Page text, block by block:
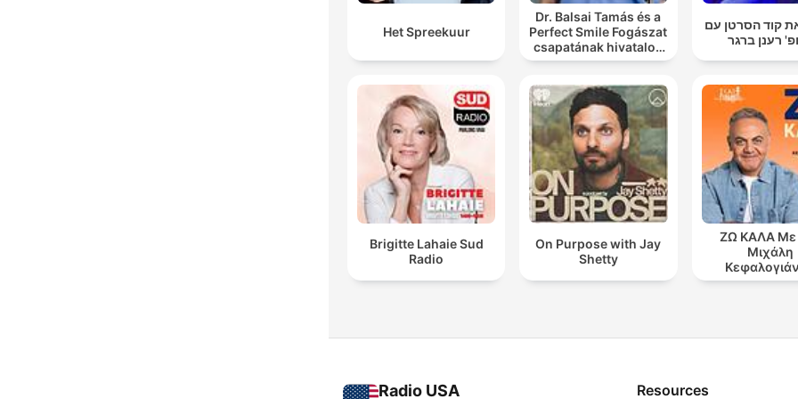
Het Spreekuur
Dr. Balsai Tamás és a
Perfect Smile Fogászat
csapatának hivatalos
podcast csatornája
קוד הסרטן עם
רענן ברגר
Brigitte Lahaie Sud
Radio
On Purpose with Jay
Shetty
ΖΩ ΚΑΛΑ Με
Μιχάλη
Radio USA Resources